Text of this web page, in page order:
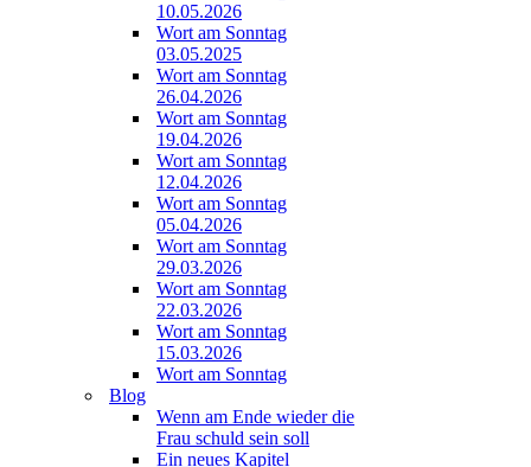
10.05.2026
Wort am Sonntag
03.05.2025
Wort am Sonntag
26.04.2026
Wort am Sonntag
19.04.2026
Wort am Sonntag
12.04.2026
Wort am Sonntag
05.04.2026
Wort am Sonntag
29.03.2026
Wort am Sonntag
22.03.2026
Wort am Sonntag
15.03.2026
Wort am Sonntag
Blog
Wenn am Ende wieder die
Frau schuld sein soll
Ein neues Kapitel